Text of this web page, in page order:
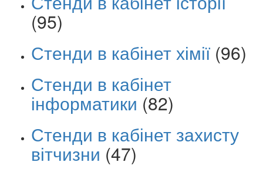
(95)
Стенди в кабінет хімії (96)
Стенди в кабінет
інформатики (82)
Стенди в кабінет захисту
вітчизни (47)